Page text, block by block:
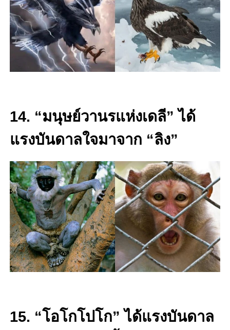
14. “มนุษย์วานรแห่งเดลี” ได้
แรงบันดาลใจมาจาก “ลิง”
15. “โอโกโปโก” ได้แรงบันดาล